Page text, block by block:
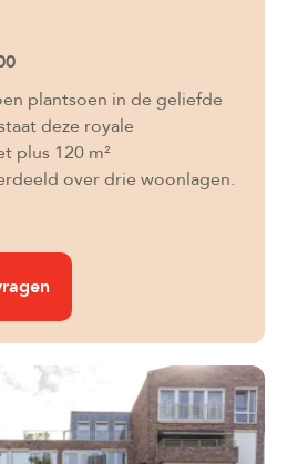
plantsoen in de geliefde
deze royale
plus 120 m²
over drie woonlagen.